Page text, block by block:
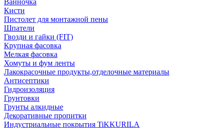
Ванночка
Кисти
Пистолет для монтажной пены
Шпатели
Гвозди и гайки (FIT)
Крупная фасовка
Мелкая фасовка
Хомуты и фум ленты
Лакокрасочные продукты,отделочные материалы
Антисептики
Гидроизоляция
Грунтовки
Грунты алкидные
Декоративные пропитки
Индустриальные покрытия TiKKURILA